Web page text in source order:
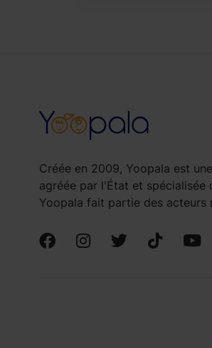
Créée en 2009, Yoopala est
agréée par l'État et spécialisée
Yoopala fait partie des acteurs